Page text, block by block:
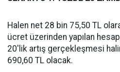
Halen net 28 bin 75,50 TL
ücret üzerinden yapılan
20'lik artış gerçekleşmesi
690,60 TL olacak.